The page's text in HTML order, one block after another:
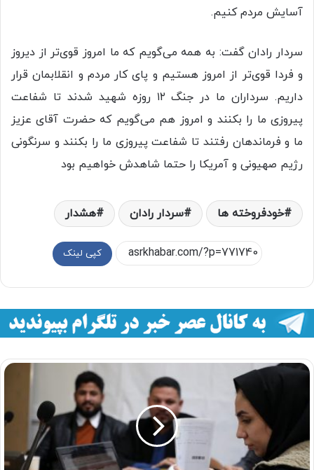
آسایش مردم کنیم.
سردار رادان گفت: به همه می‌گویم که ما امروز قوی‌تر از دیروز
و فردا قوی‌تر از امروز هستیم و پای کار مردم و انقلابمان قرار
داریم. سرداران ما در جنگ ۱۲ روزه شهید شدند تا شفاعت
پیروزی ما را بکنند و امروز هم می‌گویم که حضرت آقای عزیز
ما و فرماندهان رفتند تا شفاعت پیروزی ما را بکنند و سرنگونی
رژیم صهیونی و آمریکا را حتما شاهدش خواهیم بود
خودفروخته ها سردار رادان هشدار
کپی لینک